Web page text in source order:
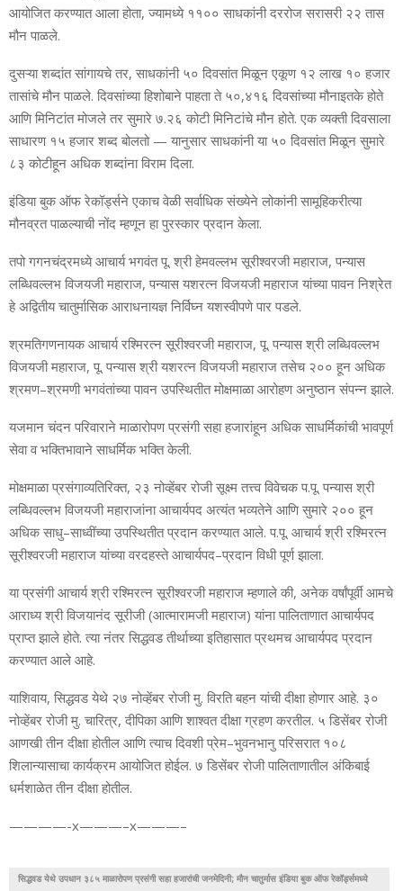
आयोजित करण्यात आला होता, ज्यामध्ये ११‍०० साधकांनी दररोज सरासरी २२ तास
मौन पाळले.
दुसऱ्या शब्दांत सांगायचे तर, साधकांनी ५० दिवसांत मिळून एकूण १२ लाख १० हजार
तासांचे मौन पाळले. दिवसांच्या हिशोबाने पाहता ते ५०,४१६ दिवसांच्या मौनाइतके होते
आणि मिनिटांत मोजले तर सुमारे ७.२६ कोटी मिनिटांचे मौन होते. एक व्यक्ती दिवसाला
साधारण १५ हजार शब्द बोलतो — यानुसार साधकांनी या ५० दिवसांत मिळून सुमारे
८३ कोटीहून अधिक शब्दांना विराम दिला.
इंडिया बुक ऑफ रेकॉर्ड्सने एकाच वेळी सर्वाधिक संख्येने लोकांनी सामूहिकरीत्या
मौनव्रत पाळल्याची नोंद म्हणून हा पुरस्कार प्रदान केला.
तपो गगनचंद्रमध्ये आचार्य भगवंत पू. श्री हेमवल्लभ सूरीश्वरजी महाराज, पन्यास
लब्धिवल्लभ विजयजी महाराज, पन्यास यशरत्न विजयजी महाराज यांच्या पावन निश्रेत
हे अद्वितीय चातुर्मासिक आराधनायज्ञ निर्विघ्न यशस्वीपणे पार पडले.
श्रमतिगणनायक आचार्य रश्मिरत्न सूरीश्वरजी महाराज, पू. पन्यास श्री लब्धिवल्लभ
विजयजी महाराज, पू. पन्यास श्री यशरत्न विजयजी महाराज तसेच २०० हून अधिक
श्रमण–श्रमणी भगवंतांच्या पावन उपस्थितीत मोक्षमाळा आरोहण अनुष्ठान संपन्न झाले.
यजमान चंदन परिवाराने माळारोपण प्रसंगी सहा हजारांहून अधिक साधर्मिकांची भावपूर्ण
सेवा व भक्तिभावाने साधर्मिक भक्ति केली.
मोक्षमाळा प्रसंगाव्यतिरिक्त, २३ नोव्हेंबर रोजी सूक्ष्म तत्त्व विवेचक प.पू. पन्यास श्री
लब्धिवल्लभ विजयजी महाराजांना आचार्यपद अत्यंत भव्यतेने आणि सुमारे २०० हून
अधिक साधु–साध्वींच्या उपस्थितीत प्रदान करण्यात आले. प.पू. आचार्य श्री रश्मिरत्न
सूरीश्वरजी महाराज यांच्या वरदहस्ते आचार्यपद–प्रदान विधी पूर्ण झाला.
या प्रसंगी आचार्य श्री रश्मिरत्न सूरीश्वरजी महाराज म्हणाले की, अनेक वर्षांपूर्वी आमचे
आराध्य श्री विजयानंद सूरीजी (आत्मारामजी महाराज) यांना पालिताणात आचार्यपद
प्राप्त झाले होते. त्या नंतर सिद्धवड तीर्थाच्या इतिहासात प्रथमच आचार्यपद प्रदान
करण्यात आले आहे.
याशिवाय, सिद्धवड येथे २७ नोव्हेंबर रोजी मु. विरति बहन यांची दीक्षा होणार आहे. ३०
नोव्हेंबर रोजी मु. चारित्र, दीपिका आणि शाश्वत दीक्षा ग्रहण करतील. ५ डिसेंबर रोजी
आणखी तीन दीक्षा होतील आणि त्याच दिवशी प्रेम–भुवनभानु परिसरात १०८
शिलान्यासाचा कार्यक्रम आयोजित होईल. ७ डिसेंबर रोजी पालिताणातील अंकिबाई
धर्मशाळेत तीन दीक्षा होतील.
————-x———–x———–
सिद्धवड येथे उपधान ३८५ माळारोपण प्रसंगी सहा हजारांची जनमेदिनी; मौन चातुर्मास इंडिया बुक ऑफ रेकॉर्ड्समध्ये